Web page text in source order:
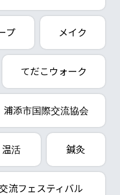
プ メイク
てだこウォーク
浦添市国際交流協会
温活 鍼灸
流フェスティバル